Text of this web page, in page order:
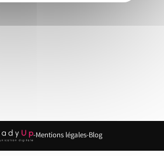
Topographie
-Mentions légales-Blog